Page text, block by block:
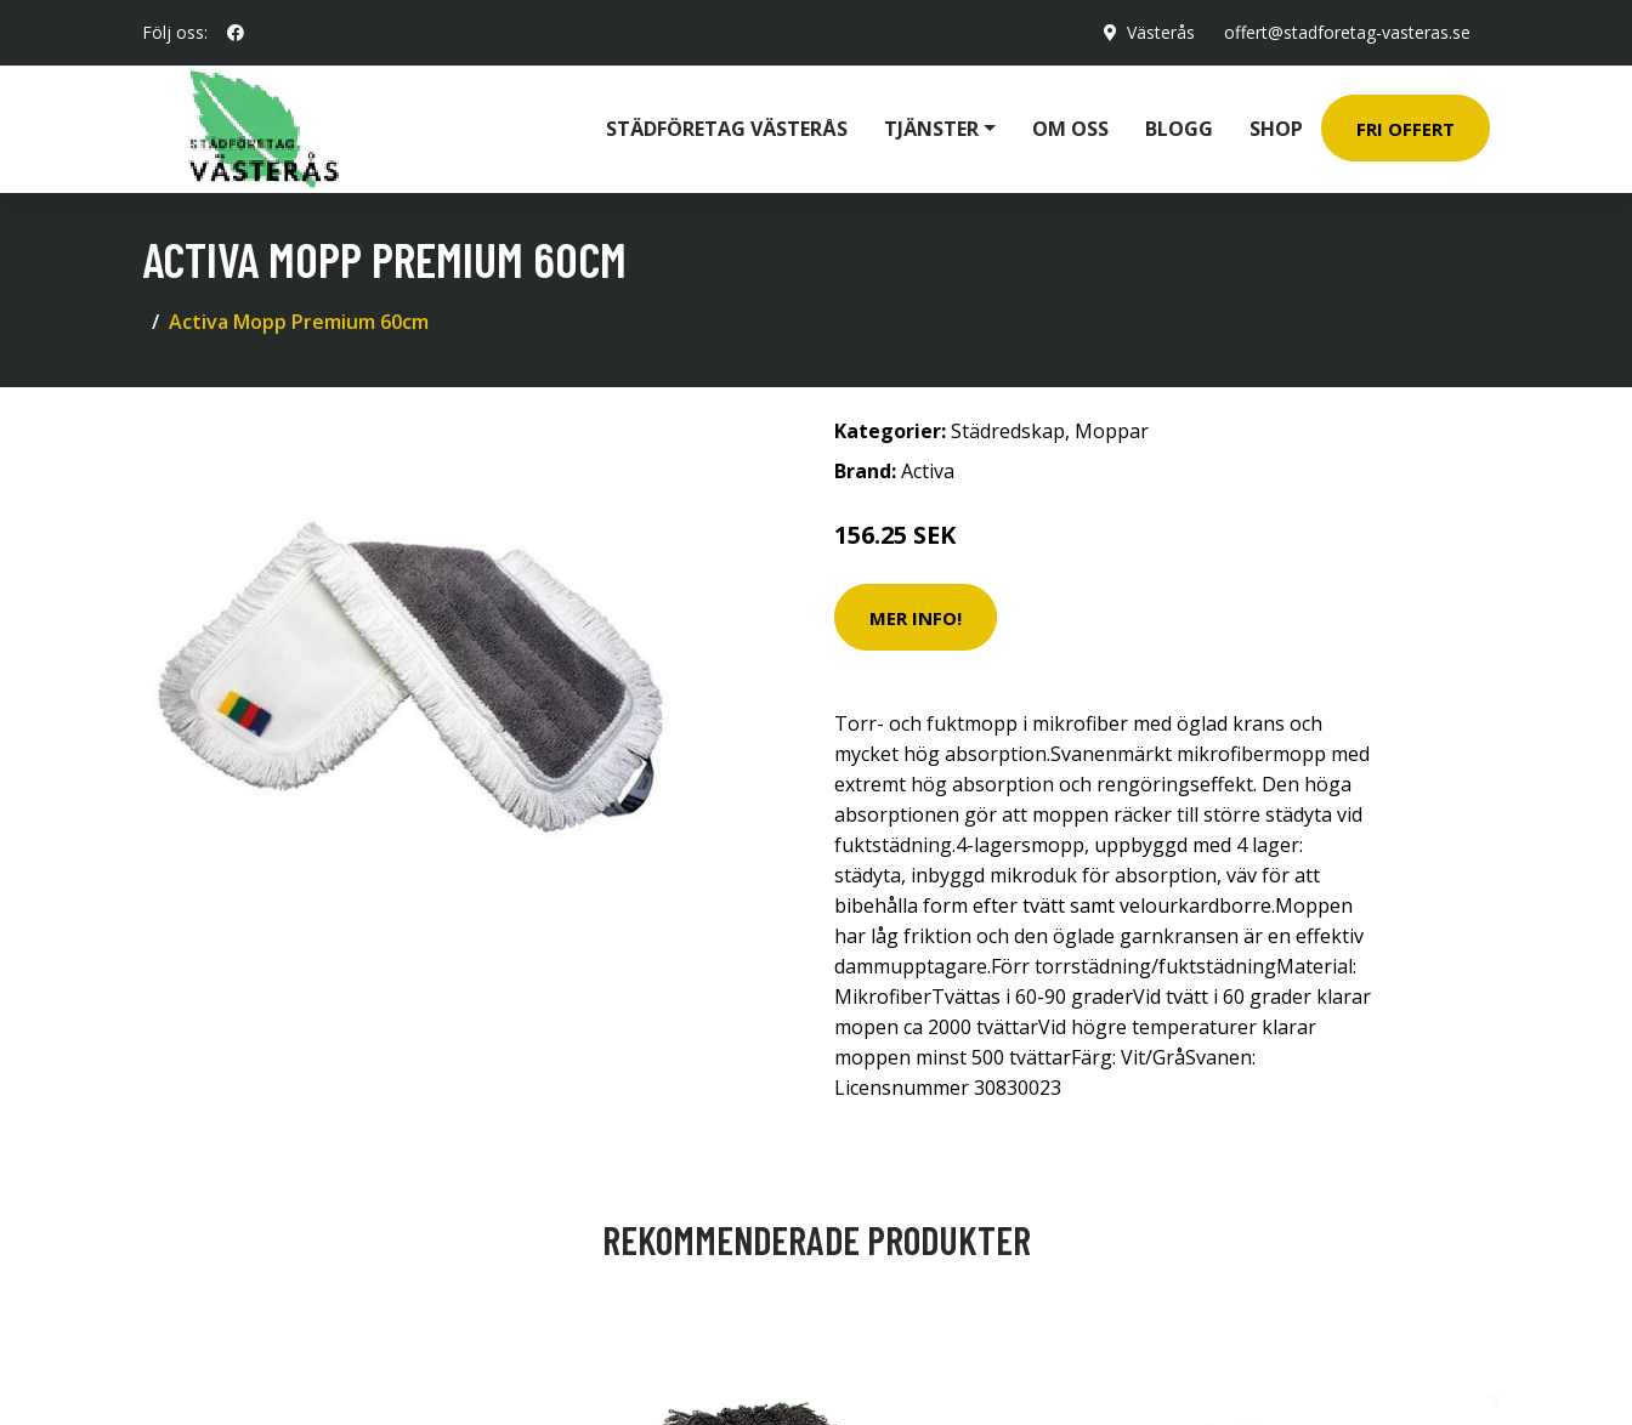
Följ oss: Västerås offert@stadforetag-vasteras.se
STÄDFÖRETAG VÄSTERÅS TJÄNSTER OM OSS BLOGG SHOP FRI OFFERT
ACTIVA MOPP PREMIUM 60CM
Activa Mopp Premium 60cm
Kategorier:Städredskap, Moppar
Brand:Activa
156.25 SEK
MER INFO!
Torr- och fuktmopp i mikrofiber med öglad krans och
mycket hög absorption.Svanenmärkt mikrofibermopp med
extremt hög absorption och rengöringseffekt. Den höga
absorptionen gör att moppen räcker till större städyta vid
fuktstädning.4-lagersmopp, uppbyggd med 4 lager:
städyta, inbyggd mikroduk för absorption, väv för att
bibehålla form efter tvätt samt velourkardborre.Moppen
har låg friktion och den öglade garnkransen är en effektiv
dammupptagare.Förr torrstädning/fuktstädningMaterial:
MikrofiberTvättas i 60-90 graderVid tvätt i 60 grader klarar
mopen ca 2000 tvättarVid högre temperaturer klarar
moppen minst 500 tvättarFärg: Vit/GråSvanen:
Licensnummer 30830023
REKOMMENDERADE PRODUKTER